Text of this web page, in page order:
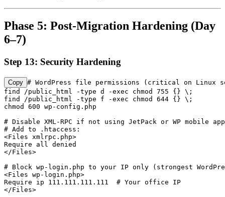
Phase 5: Post-Migration Hardening (Day
6–7)
Step 13: Security Hardening
Copy # WordPress file permissions (critical on Linux
find /public_html -type d -exec chmod 755 {} \;
find /public_html -type f -exec chmod 644 {} \;
chmod 600 wp-config.php
# Disable XML-RPC if not using JetPack or WP mobile app
# Add to .htaccess:
<Files xmlrpc.php>
Require all denied
</Files>
# Block wp-login.php to your IP only (strongest
<Files wp-login.php>
Require ip 111.111.111.111  # Your office IP
</Files>